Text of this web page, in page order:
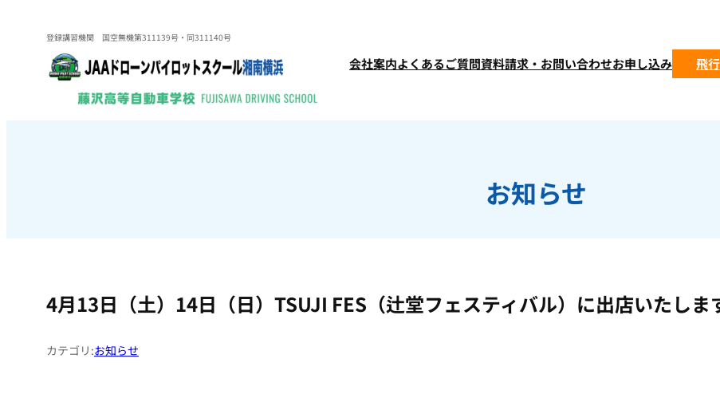
登録講習機関 国空無機第311139号・同311140号
会社案内よくあるご質問資料請求・お問い合わせお申し込み 飛
お知らせ
4月13日（土）14日（日）TSUJI FES（辻堂フェスティバル）に出店いたしま
カテゴリ:お知らせ